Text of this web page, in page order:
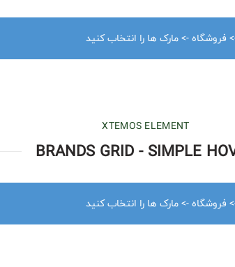
فروشگاه -> مارک ها را انتخاب کنید
XTEMOS ELEMENT
BRANDS GRID - SIMPLE
فروشگاه -> مارک ها را انتخاب کنید